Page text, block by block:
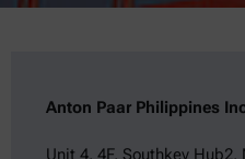
Anton Paar Philippines
Unit 4, 4F, Southkey